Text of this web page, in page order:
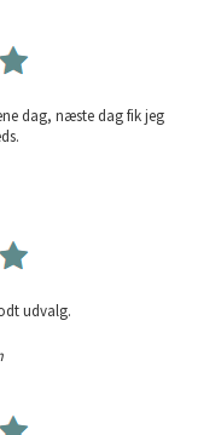
dag, næste dag fik jeg
udvalg.